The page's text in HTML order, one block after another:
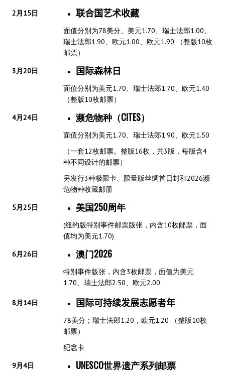
2月15日
联合国艺术收藏
面值分别为78美分、美元1.70、瑞士法郎1.00、
瑞士法郎1.90、欧元1.00、欧元1.90 （整版10枚
邮票）
3月20日
国际森林日
面值分别为美元1.70、瑞士法郎1.70、欧元1.40
（整版10枚邮票）
4月24日
濒危物种（CITES）
面值分别为美元1.70、瑞士法郎1.90、欧元1.50
（一套12枚邮票。整版16枚，共3版，每版含4
种不同设计的邮票）
另发行3种极限卡、限量版丝绸首日封和2026濒
危物种收藏邮册
5月25日
美国250周年
(纽约版特别事件邮票版张，内含10枚邮票，面
值均为美元1.70)
6月26日
澳门2026
特别事件版张，内含3枚邮票，面值为美元
1.70、瑞士法郎2.50、欧元2.00
8月14日 国际可持续发展志愿者年
78美分；瑞士法郎1.20，欧元1.20 （整版10枚
邮票）
纪念卡
9月4日
UNESCO世界遗产系列邮票